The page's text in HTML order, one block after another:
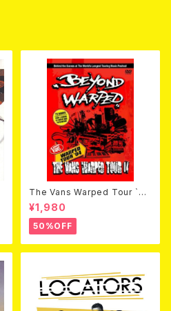
The Vans Warped Tour `04
Beyond Warped (国内盤DV
D)
¥1,980
50%OFF